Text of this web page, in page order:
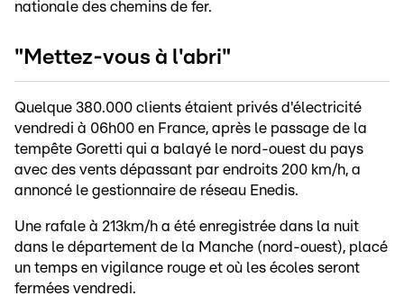
nationale des chemins de fer.
"Mettez-vous à l'abri"
Quelque 380.000 clients étaient privés d'électricité
vendredi à 06h00 en France, après le passage de la
tempête Goretti qui a balayé le nord-ouest du pays
avec des vents dépassant par endroits 200 km/h, a
annoncé le gestionnaire de réseau Enedis.
Une rafale à 213km/h a été enregistrée dans la nuit
dans le département de la Manche (nord-ouest), placé
un temps en vigilance rouge et où les écoles seront
fermées vendredi.